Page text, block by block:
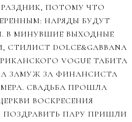
ПОТОМУ ЧТО
НАРЯДЫ БУДУТ
В МИНУВШИЕ ВЫХОДНЫЕ
DOLCE&GABBANA
VOGUE ТАБИТА
ЗАМУЖ ЗА ФИНАНСИСТА
СВАДЬБА ПРОШЛА
ВОСКРЕСЕНИЯ
ПОЗДРАВИТЬ ПАРУ ПРИШЛИ